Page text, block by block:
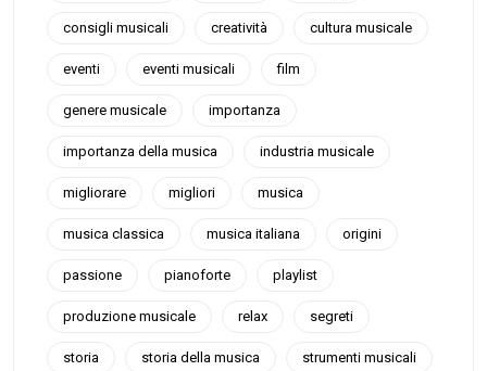
consigli musicali creatività cultura musicale
eventi eventi musicali film
genere musicale importanza
importanza della musica industria musicale
migliorare migliori musica
musica classica musica italiana origini
passione pianoforte playlist
produzione musicale relax segreti
storia storia della musica strumenti musicali